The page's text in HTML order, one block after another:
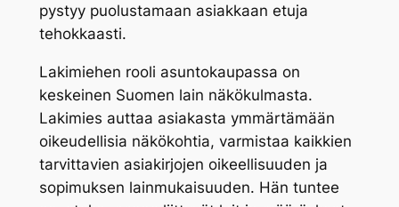
pystyy puolustamaan asiakkaan etuja
tehokkaasti.
Lakimiehen rooli asuntokaupassa on
keskeinen Suomen lain näkökulmasta.
Lakimies auttaa asiakasta ymmärtämään
oikeudellisia näkökohtia, varmistaa kaikkien
tarvittavien asiakirjojen oikeellisuuden ja
sopimuksen lainmukaisuuden. Hän tuntee